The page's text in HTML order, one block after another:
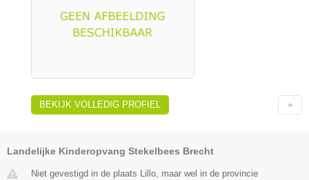
BEKIJK VOLLEDIG PROFIEL
Landelijke Kinderopvang Stekelbees Brecht
Niet gevestigd in de plaats Lillo, maar wel in de provincie